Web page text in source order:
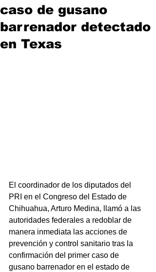
caso de gusano
barrenador detectado
en Texas
El coordinador de los diputados del
PRI en el Congreso del Estado de
Chihuahua, Arturo Medina, llamó a las
autoridades federales a redoblar de
manera inmediata las acciones de
prevención y control sanitario tras la
confirmación del primer caso de
gusano barrenador en el estado de